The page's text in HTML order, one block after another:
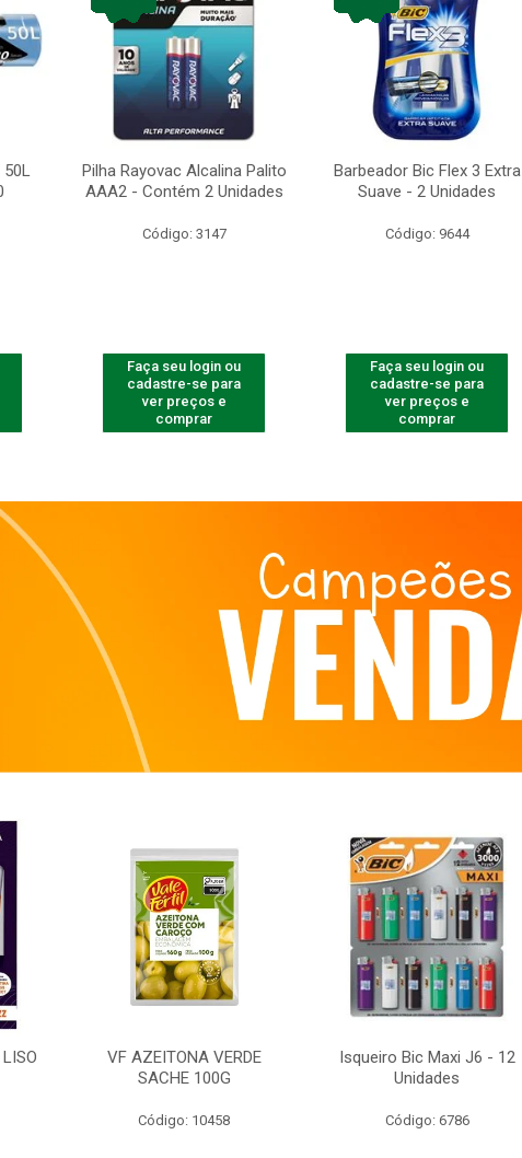
50L
Pilha Rayovac Alcalina Palito
AAA2 - Contém 2 Unidades
Código: 3147
Faça seu login ou
cadastre-se para
ver preços e
comprar
Barbeador Bic Flex 3 Extra
Suave - 2 Unidades
Código: 9644
Faça seu login ou
cadastre-se para
ver preços e
comprar
VF AZEITONA VERDE
SACHE 100G
Código: 10458
Isqueiro Bic Maxi J6 - 12
Unidades
Código: 6786